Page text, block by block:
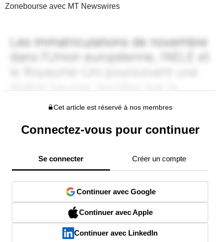
Zonebourse avec MT Newswires
Cet article est réservé à nos membres
Connectez-vous pour continuer
Se connecter Créer un compte
Continuer avec Google
Continuer avec Apple
Continuer avec LinkedIn